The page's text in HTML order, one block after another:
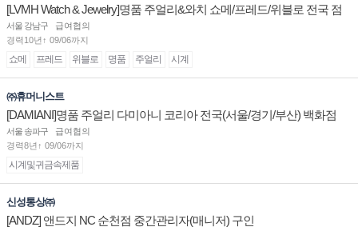
[LVMH Watch & Jewelry]명품 주얼리&와치 쇼메/프레드/위블로 전국 점
장/부점장/판매사원 채용
서울 강남구
급여협의
경력10년↑ 09/06까지
쇼메 프레드 위블로 명품 주얼리 시계
㈜휴머니스트
[DAMIANI]명품 주얼리 다미아니 코리아 전국(서울/경기/부산) 백화점
부점장/판매사원 채용
서울 송파구
급여협의
경력8년↑ 09/06까지
시계및귀금속제품
신성통상㈜
[ANDZ] 앤드지 NC 순천점 중간관리자(매니저) 구인